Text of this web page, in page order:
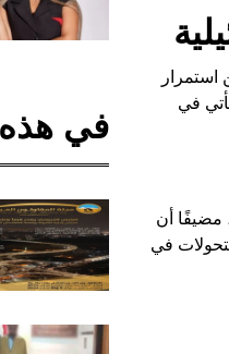
استمرار
في
مضيفًا أن
في
في هذه